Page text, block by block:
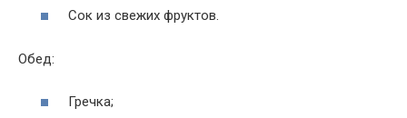
Сок из свежих фруктов.
Обед:
Гречка;